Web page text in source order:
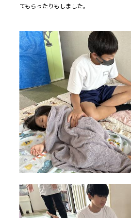
てもらったりもしました。